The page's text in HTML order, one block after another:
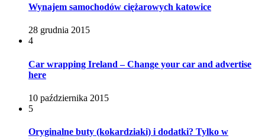
Wynajem samochodów ciężarowych katowice
28 grudnia 2015
4
Car wrapping Ireland – Change your car and advertise
here
10 października 2015
5
Oryginalne buty (kokardziaki) i dodatki? Tylko w